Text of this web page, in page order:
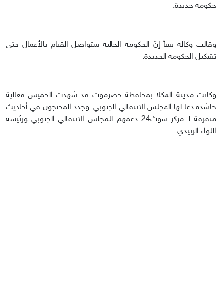
حكومة جديدة.
وقالت وكالة سبأ إنّ الحكومة الحالية ستواصل القيام بالأعمال حتى
تشكيل الحكومة الجديدة.
وكانت مدينة المكلا بمحافظة حضرموت قد شهدت الخميس فعالية
حاشدة دعا لها المجلس الانتقالي الجنوبي. وجدد المحتجون في أحاديث
متفرقة لـ مركز سوث24 دعمهم للمجلس الانتقالي الجنوبي ورئيسه
اللواء الزبيدي.